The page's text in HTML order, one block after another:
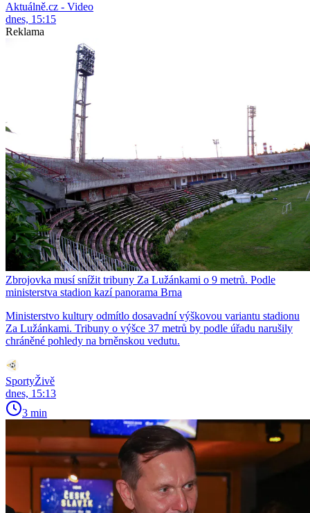
Aktuálně.cz - Video
dnes, 15:15
Reklama
Zbrojovka musí snížit tribuny Za Lužánkami o 9 metrů. Podle
ministerstva stadion kazí panorama Brna
Ministerstvo kultury odmítlo dosavadní výškovou variantu stadionu
Za Lužánkami. Tribuny o výšce 37 metrů by podle úřadu narušily
chráněné pohledy na brněnskou vedutu.
SportyŽivě
dnes, 15:13
3 min